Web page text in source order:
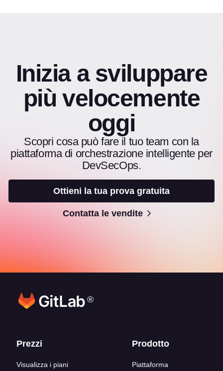
Inizia a sviluppare
più velocemente
oggi
Scopri cosa può fare il tuo team con la
piattaforma di orchestrazione intelligente per
DevSecOps.
Ottieni la tua prova gratuita
Contatta le vendite
®
Link del blocco inferiore
Prezzi
Visualizza i piani
Prodotto
Piattaforma